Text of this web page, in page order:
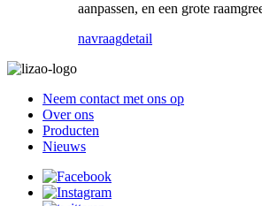
aanpassen, en een grote
navraagdetail
Neem contact met ons op
Over ons
Producten
Nieuws